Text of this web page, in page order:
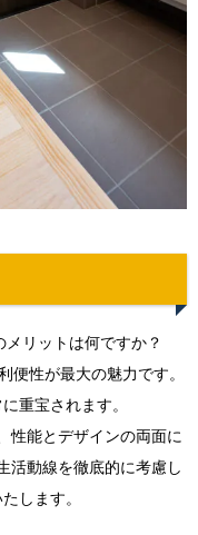
リットは何ですか？
便性が最大の魅力です。
重宝されます。
性能とデザインの両面に
活動線を徹底的に考慮し
します。